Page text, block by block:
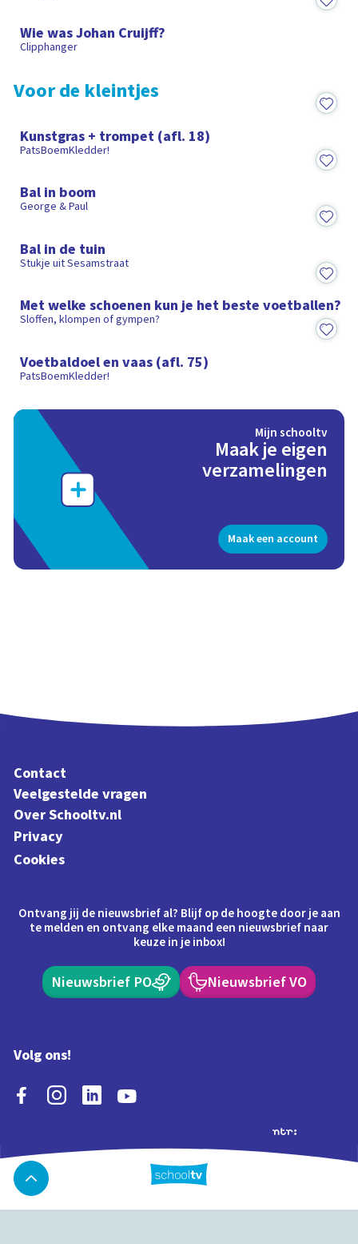
Wie was Johan Cruijff?
Clipphanger
Voor de kleintjes
Kunstgras + trompet (afl. 18)
PatsBoemKledder!
Bal in boom
George & Paul
Bal in de tuin
Stukje uit Sesamstraat
Met welke schoenen kun je het beste voetballen?
Sloffen, klompen of gympen?
Voetbaldoel en vaas (afl. 75)
PatsBoemKledder!
Mijn schooltv
Maak je eigen
verzamelingen
Maak een account
Contact
Veelgestelde vragen
Over Schooltv.nl
Privacy
Cookies
Ontvang jij de nieuwsbrief al? Blijf op de hoogte door je aan
te melden en ontvang elke maand een nieuwsbrief naar
keuze in je inbox!
Nieuwsbrief PO Nieuwsbrief VO
Volg ons!